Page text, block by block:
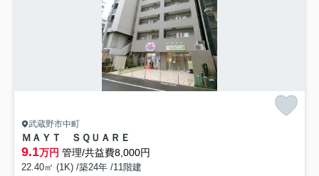
武蔵野市中町
ＭＡＹＴ ＳＱＵＡＲＥ
9.1万円 管理/共益費8,000円
22.40㎡ (1K) /築24年 /11階建